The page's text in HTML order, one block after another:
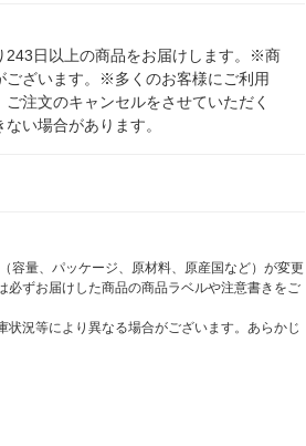
243日以上の商品をお届けします。※商
ございます。※多くのお客様にご利用
注文のキャンセルをさせていただく
い場合があります。
容量、パッケージ、原材料、原産国など）が変更
ずお届けした商品の商品ラベルや注意書きをご
況等により異なる場合がございます。あらかじ